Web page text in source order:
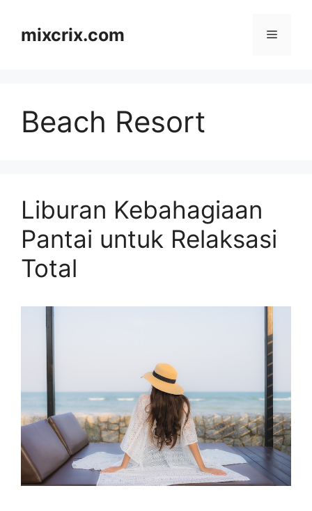
contentmixcrix.com Menu
Beach Resort
Liburan Kebahagiaan
Pantai untuk Relaksasi
Total